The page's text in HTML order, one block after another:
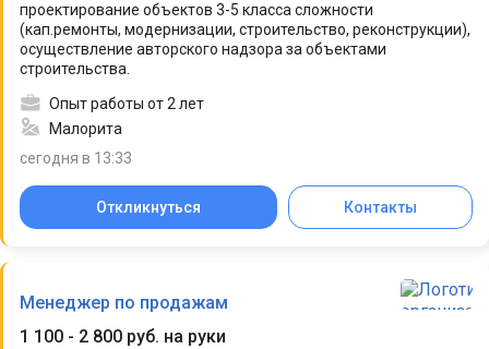
проектирование объектов 3-5 класса сложности
(кап.ремонты, модернизации, строительство, реконструкции),
осуществление авторского надзора за объектами
строительства.
Опыт работы от 2 лет
Малорита
сегодня в 13:33
Откликнуться Контакты
Менеджер по продажам
1 100 - 2 800 руб. на руки